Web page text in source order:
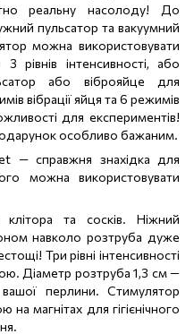
реальну насолоду! До
пульсатор та вакуумний
можна використовувати
рівнів інтенсивності, або
або віброяйце для
вібрації яйця та 6 режимів
для експериментів!
особливо бажаним.
— справжня знахідка для
можна використовувати
клітора та сосків. Ніжний
навколо розтруба дуже
Три рівні інтенсивності
Діаметр розтруба 1,3 см —
перлини. Стимулятор
магнітах для гігієнічного